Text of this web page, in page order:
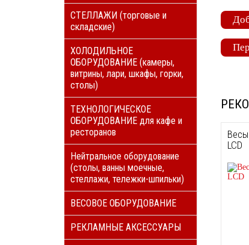
СТЕЛЛАЖИ (торговые и
складские)
ХОЛОДИЛЬНОЕ
ОБОРУДОВАНИЕ (камеры,
витрины, лари, шкафы, горки,
столы)
ТЕХНОЛОГИЧЕСКОЕ
ОБОРУДОВАНИЕ для кафе и
ресторанов
Нейтральное оборудование
(столы, ванны моечные,
стеллажи, тележки-шпильки)
ВЕСОВОЕ ОБОРУДОВАНИЕ
РЕКЛАМНЫЕ АКСЕССУАРЫ
LCD